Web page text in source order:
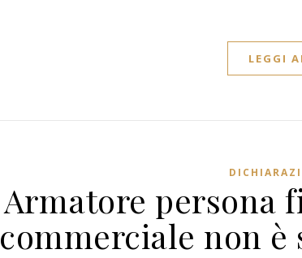
LEGGI
Armatore persona
commerciale non è